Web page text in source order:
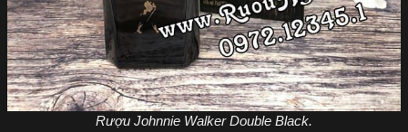
Rượu Johnnie Walker Double Black.